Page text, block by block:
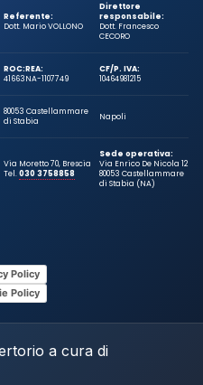
Referente:
Dott. Mario VOLLONO
Direttore
responsabile:
Dott. Francesco
CECORO
ROC:
41663
REA:
NA-1107749
CF/P. IVA:
10464981215
80053 Castellammare
di Stabia
Napoli
Via Moretto 70, Brescia
Tel.030 3758858
Sede operativa:
Via Enrico De Nicola 12
80053 Castellammare
di Stabia (NA)
Policy
Policy
a cura di